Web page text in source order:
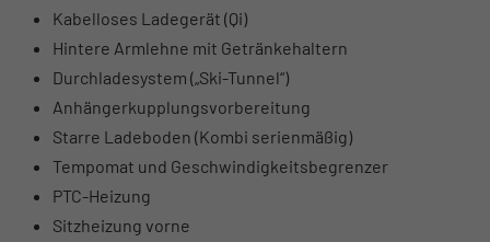
Kabelloses Ladegerät (Qi)
Hintere Armlehne mit Getränkehaltern
Durchladesystem („Ski-Tunnel“)
Anhängerkupplungsvorbereitung
Starre Ladeboden (Kombi serienmäßig)
Tempomat und Geschwindigkeitsbegrenzer
PTC-Heizung
Sitzheizung vorne